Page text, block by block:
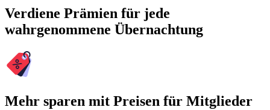
Verdiene Prämien für jede
wahrgenommene Übernachtung
Mehr sparen mit Preisen für Mitglieder